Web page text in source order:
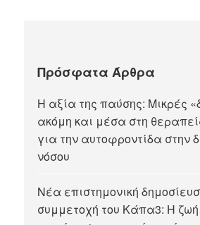
Πρόσφατα Άρθρα
Η αξία της παύσης: Μικρές
ακόμη και μέσα στη
για την αυτοφροντίδα στην
νόσου
Νέα επιστημονική
συμμετοχή του Κάπα3: Η